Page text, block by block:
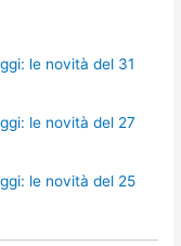
le novità del 31
le novità del 27
le novità del 25